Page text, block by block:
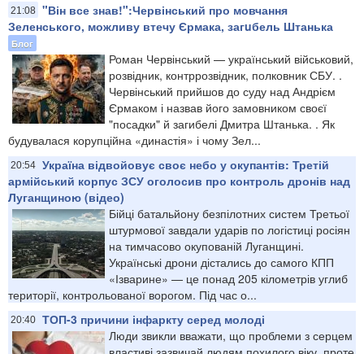
21:08 "Він все знав!":Червінський про мовчання
Зеленського, можливу втечу Єрмака, загuбель Штанька
Блог
Роман Червінський — український військовий,
розвідник, контррозвідник, полковник СБУ. .
Червінський прийшов до суду над Андрієм
Єрмаком і назвав його замовником своєї
"посадки" й загибелі Дмитра Штанька. . Як
будувалася корупційна «династія» і чому Зел...
20:54 Україна відвойовує своє небо у окупантів: Третій
армійський корпус ЗСУ оголосив про контроль дронів над
Луганщиною (відео)
Бійці батальйону безпілотних систем Третьої
штурмової завдали ударів по логістиці росіян
на тимчасово окупованій Луганщині.
Українські дрони дістались до самого КПП
«Ізварине» — це понад 205 кілометрів углиб
території, контрольованої ворогом. Під час о...
20:40 ТОП-3 причини інфаркту серед молоді
Люди звикли вважати, що проблеми з серцем